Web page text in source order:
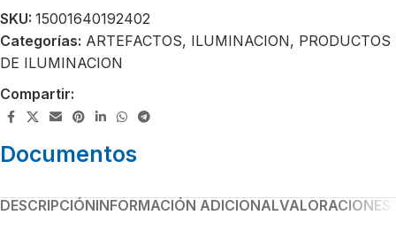
SKU: 15001640192402
Categorías: ARTEFACTOS, ILUMINACION, PRODUCTOS
DE ILUMINACION
Compartir:
Documentos
DESCRIPCIÓNINFORMACIÓN ADICIONAL